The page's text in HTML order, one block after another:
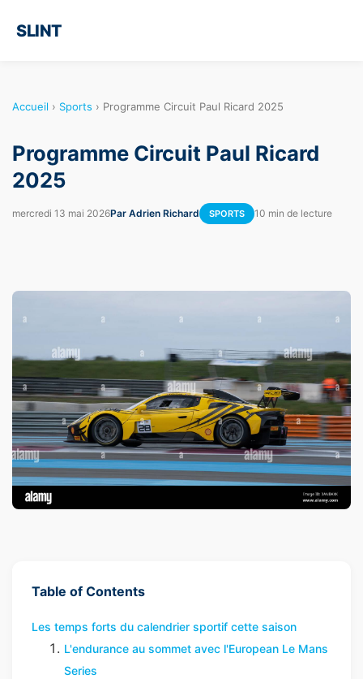
SLINT
Accueil › Sports › Programme Circuit Paul Ricard 2025
Programme Circuit Paul Ricard
2025
mercredi 13 mai 2026Par Adrien Richard SPORTS 10 min de lecture
Table of Contents
Les temps forts du calendrier sportif cette saison
L'endurance au sommet avec l'European Le Mans
Series